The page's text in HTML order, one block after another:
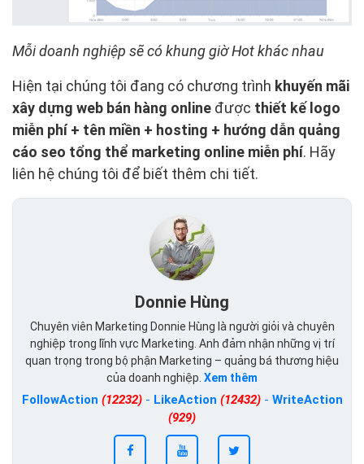
Mỗi doanh nghiệp sẽ có khung giờ Hot khác nhau
Hiện tại chúng tôi đang có chương trình khuyến mãi
xây dựng web bán hàng online được thiết kế logo
miễn phí + tên miền + hosting + hướng dẫn quảng
cáo seo tổng thể marketing online miễn phí. Hãy
liên hệ chúng tôi để biết thêm chi tiết.
Donnie Hùng
Chuyên viên Marketing Donnie Hùng là người giỏi và chuyên
nghiệp trong lĩnh vực Marketing. Anh đảm nhận những vị trí
quan trọng trong bộ phận Marketing – quảng bá thương hiệu
của doanh nghiệp. Xem thêm
FollowAction (12232)- LikeAction (12432)- WriteAction
(929)